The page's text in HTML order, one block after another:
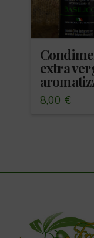
extra
8,00 €